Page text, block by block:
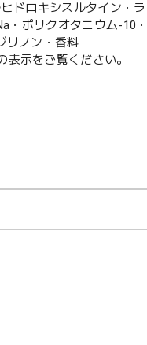
ドロキシスルタイン・
ポリクオタニウム-10
リノン・香料
示をご覧ください。